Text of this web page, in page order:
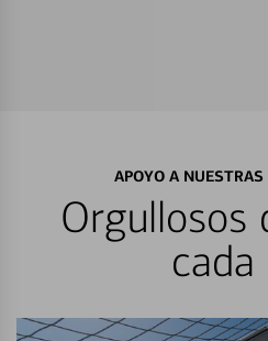
APOYO A
Orgullosos
cada